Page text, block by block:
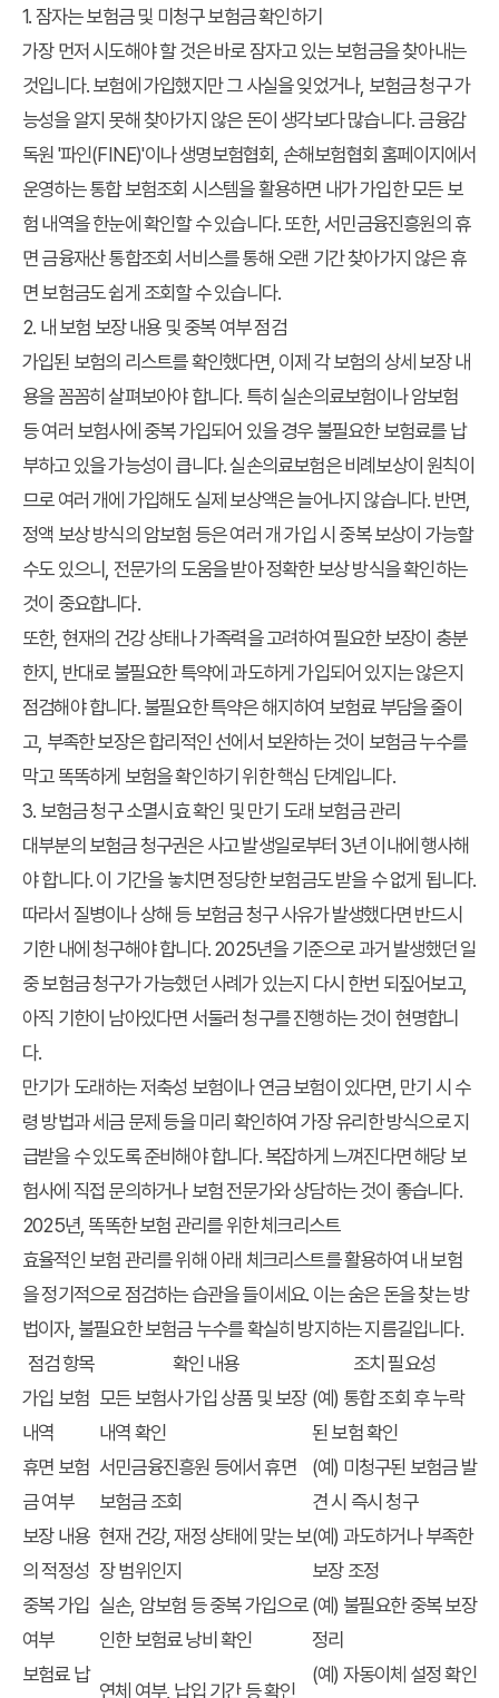
1. 잠자는 보험금 및 미청구 보험금 확인하기
가장 먼저 시도해야 할 것은 바로 잠자고 있는 보험금을 찾아내는
것입니다. 보험에 가입했지만 그 사실을 잊었거나, 보험금 청구 가
능성을 알지 못해 찾아가지 않은 돈이 생각보다 많습니다. 금융감
독원 '파인(FINE)'이나 생명보험협회, 손해보험협회 홈페이지에서
운영하는 통합 보험조회 시스템을 활용하면 내가 가입한 모든 보
험 내역을 한눈에 확인할 수 있습니다. 또한, 서민금융진흥원의 휴
면 금융재산 통합조회 서비스를 통해 오랜 기간 찾아가지 않은 휴
면 보험금도 쉽게 조회할 수 있습니다.
2. 내 보험 보장 내용 및 중복 여부 점검
가입된 보험의 리스트를 확인했다면, 이제 각 보험의 상세 보장 내
용을 꼼꼼히 살펴보아야 합니다. 특히 실손의료보험이나 암보험
등 여러 보험사에 중복 가입되어 있을 경우 불필요한 보험료를 납
부하고 있을 가능성이 큽니다. 실손의료보험은 비례보상이 원칙이
므로 여러 개에 가입해도 실제 보상액은 늘어나지 않습니다. 반면,
정액 보상 방식의 암보험 등은 여러 개 가입 시 중복 보상이 가능할
수도 있으니, 전문가의 도움을 받아 정확한 보상 방식을 확인하는
것이 중요합니다.
또한, 현재의 건강 상태나 가족력을 고려하여 필요한 보장이 충분
한지, 반대로 불필요한 특약에 과도하게 가입되어 있지는 않은지
점검해야 합니다. 불필요한 특약은 해지하여 보험료 부담을 줄이
고, 부족한 보장은 합리적인 선에서 보완하는 것이 보험금 누수를
막고 똑똑하게 보험을 확인하기 위한 핵심 단계입니다.
3. 보험금 청구 소멸시효 확인 및 만기 도래 보험금 관리
대부분의 보험금 청구권은 사고 발생일로부터 3년 이내에 행사해
야 합니다. 이 기간을 놓치면 정당한 보험금도 받을 수 없게 됩니다.
따라서 질병이나 상해 등 보험금 청구 사유가 발생했다면 반드시
기한 내에 청구해야 합니다. 2025년을 기준으로 과거 발생했던 일
중 보험금 청구가 가능했던 사례가 있는지 다시 한번 되짚어보고,
아직 기한이 남아있다면 서둘러 청구를 진행하는 것이 현명합니
다.
만기가 도래하는 저축성 보험이나 연금 보험이 있다면, 만기 시 수
령 방법과 세금 문제 등을 미리 확인하여 가장 유리한 방식으로 지
급받을 수 있도록 준비해야 합니다. 복잡하게 느껴진다면 해당 보
험사에 직접 문의하거나 보험 전문가와 상담하는 것이 좋습니다.
2025년, 똑똑한 보험 관리를 위한 체크리스트
효율적인 보험 관리를 위해 아래 체크리스트를 활용하여 내 보험
을 정기적으로 점검하는 습관을 들이세요. 이는숨은 돈을 찾는 방
법이자, 불필요한보험금 누수를 확실히 방지하는 지름길입니다.
점검 항목
확인 내용
조치 필요성
가입 보험
내역
모든 보험사 가입 상품 및 보장
내역 확인
(예) 통합 조회 후 누락
된 보험 확인
휴면 보험
금 여부
서민금융진흥원 등에서 휴면
보험금 조회
(예) 미청구된 보험금 발
견 시 즉시 청구
보장 내용
의 적정성
현재 건강, 재정 상태에 맞는 보
장 범위인지
(예) 과도하거나 부족한
보장 조정
중복 가입
여부
실손, 암보험 등 중복 가입으로
인한 보험료 낭비 확인
(예) 불필요한 중복 보장
정리
보험료 납
연체 여부, 납입 기간 등 확인
(예) 자동이체 설정 확인